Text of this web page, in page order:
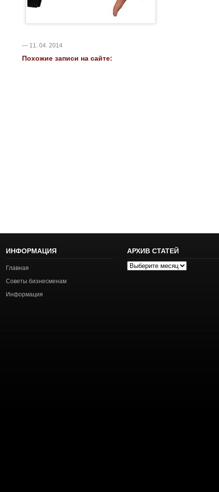
— 11. 04. 2014
Похожие записи на сайте:
ИНФОРМАЦИЯ
Главная
Советы бизнесменам
Информация
АРХИВ СТАТЕЙ
Архив